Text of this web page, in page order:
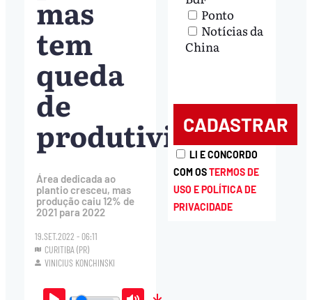
mas
tem
queda
de
produtividade
Área dedicada ao
plantio cresceu, mas
produção caiu 12% de
2021 para 2022
19.SET.2022 - 06:11
CURITIBA (PR)
VINICIUS KONCHINSKI
Ponto
Notícias da
China
LI E CONCORDO
COM OSTERMOS DE
USO E POLÍTICA DE
PRIVACIDADE